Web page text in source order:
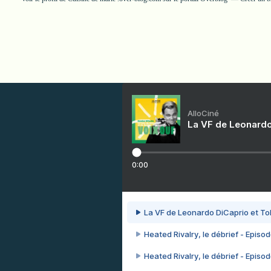
AlloCiné
La VF de
0:00
La VF de Leonardo DiCaprio et
Heated Rivalry, le débrief -
Heated Rivalry, le débrief -